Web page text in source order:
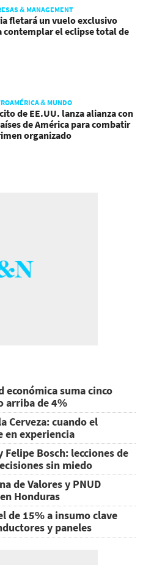
& MANAGEMENT
fletará un vuelo exclusivo
contemplar el eclipse total de
& MUNDO
de EE.UU. lanza alianza con
de América para combatir
organizado
económica suma cinco
arriba de 4%
Cerveza: cuando el
en experiencia
Bosch: lecciones de
sin miedo
de Valores y PNUD
Honduras
de 15% a insumo clave
y paneles